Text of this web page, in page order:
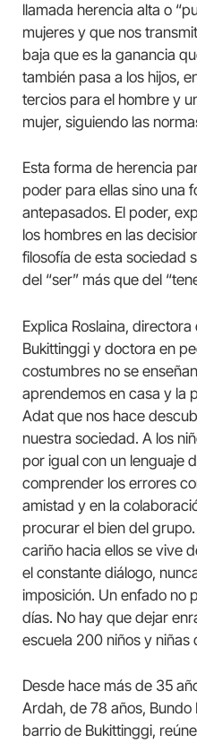
llamada herencia alta o
mujeres y que nos
baja que es la ganancia
también pasa a los hijos,
tercios para el hombre y
mujer, siguiendo las
Esta forma de herencia
poder para ellas sino una
antepasados. El poder,
los hombres en las
filosofía de esta sociedad
del “ser” más que del
Explica Roslaina,
Bukittinggi y doctora en
costumbres no se
aprendemos en casa y la
Adat que nos hace
nuestra sociedad. A los
por igual con un lenguaje
comprender los errores
amistad y en la
procurar el bien del
cariño hacia ellos se vive
el constante diálogo,
imposición. Un enfado no
días. No hay que dejar
escuela 200 niños y niñas
Desde hace más de 35
Ardah, de 78 años,
barrio de Bukittinggi,